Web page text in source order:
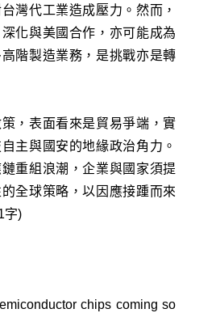
灣代工業造成壓力。然而，
化與美國合作，亦可能成為
階製造業務，是挑戰亦是轉
，表面看來是貿易爭端，實
主與國安的地緣政治角力。
重組浪潮，企業與國家須提
全球策略，以因應接踵而來
字)
chips coming so